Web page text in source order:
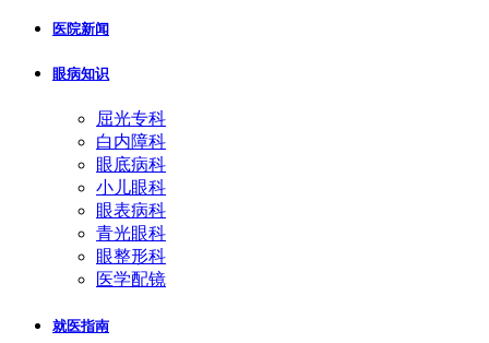
医院新闻
眼病知识
屈光专科
白内障科
眼底病科
小儿眼科
眼表病科
青光眼科
眼整形科
医学配镜
就医指南